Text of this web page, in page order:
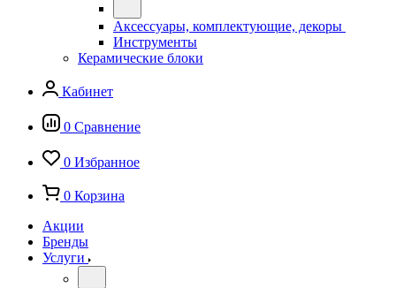
Аксессуары, комплектующие, декоры
Инструменты
Керамические блоки
Кабинет
0 Сравнение
0 Избранное
0 Корзина
Акции
Бренды
Услуги